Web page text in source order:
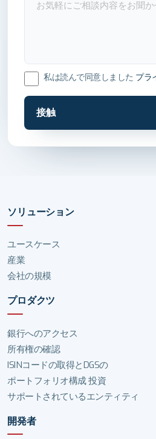
私は読んで同意しました プラ
接触
ソリューション
ユースケース
産業
会社の規模
プロダクツ
銀行へのアクセス
所有権の確認
ISINコードの取得とDGSの
ポートフォリオ構成 投資
サポートされているエンティティ
開発者